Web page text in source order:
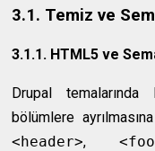
3.1. Temiz ve
3.1.1. HTML5 ve
Drupal temalarında
bölümlere
<header>,